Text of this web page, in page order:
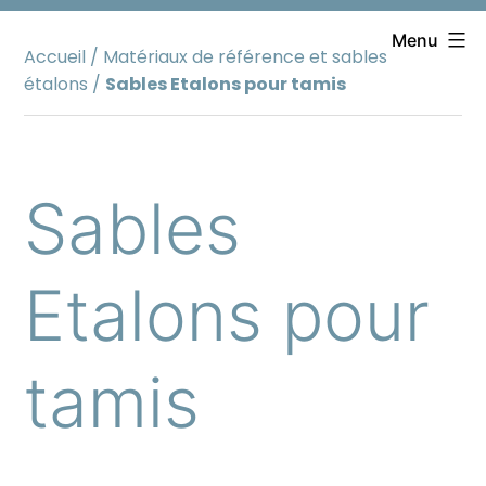
Aller
contenu
Menu
Accueil / Matériaux de référence et sables
étalons / Sables Etalons pour tamis
Sables
Etalons pour
tamis